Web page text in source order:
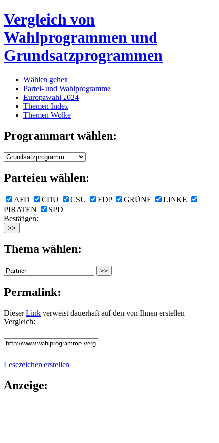
Vergleich von
Wahlprogrammen und
Grundsatzprogrammen
Wählen gehen
Partei- und Wahlprogramme
Europawahl 2024
Themen Index
Themen Wolke
Programmart wählen:
Parteien wählen:
AFD CDU CSU FDP GRÜNE
LINKE
PIRATEN
SPD
Bestätigen:
Thema wählen:
Permalink:
DieserLink verweist dauerhaft auf den von Ihnen erstellen
Vergleich:
Lesezeichen erstellen
Anzeige: